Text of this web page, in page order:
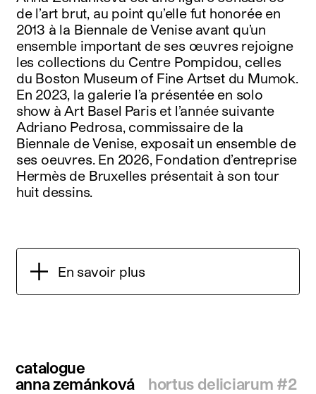
de l’art brut, au point qu’elle fut honorée en
2013 à la Biennale de Venise avant qu’un
ensemble important de ses œuvres rejoigne
les collections du Centre Pompidou, celles
du Boston Museum of Fine Artset du Mumok.
En 2023, la galerie l’a présentée en solo
show à Art Basel Paris et l’année suivante
Adriano Pedrosa, commissaire de la
Biennale de Venise, exposait un ensemble de
ses oeuvres. En 2026, Fondation d’entreprise
Hermès de Bruxelles présentait à son tour
huit dessins.
En savoir plus
catalogue
anna zemánková
hortus deliciarum #2